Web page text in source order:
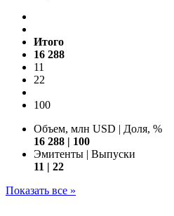
Итого
16 288
11
22
100
Объем, млн USD | Доля, %
16 288 | 100
Эмитенты | Выпуски
11 | 22
Показать все »